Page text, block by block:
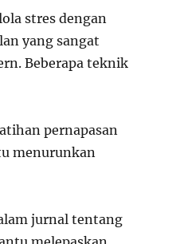
stres dengan
yang sangat
Beberapa teknik
pernapasan
menurunkan
jurnal tentang